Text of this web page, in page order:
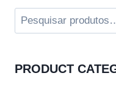
Pesquisar
por:
PRODUCT